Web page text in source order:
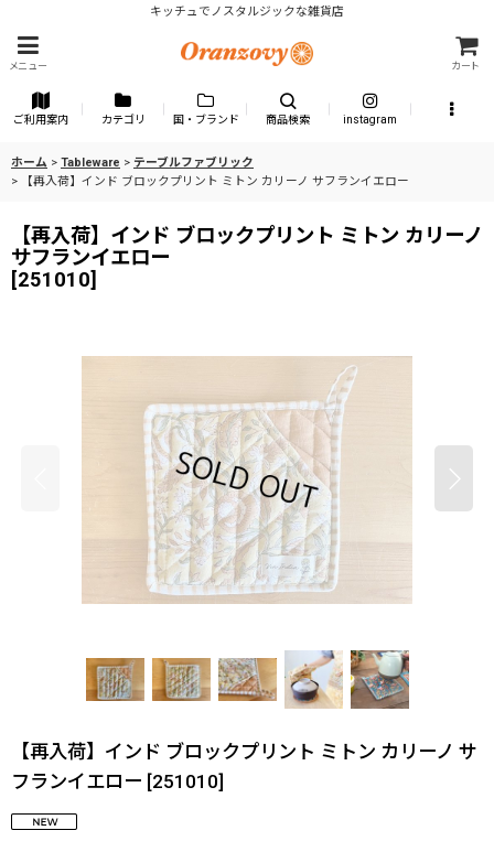
キッチュでノスタルジックな雑貨店
メニュー カート
ご利用案内 カテゴリ 国・ブランド 商品検索 instagram
ホーム > Tableware > テーブルファブリック
>
【再入荷】インド ブロックプリント ミトン カリーノ サフランイエロー
【再入荷】インド ブロックプリント ミトン カリーノ
サフランイエロー
[251010]
【再入荷】インド ブロックプリント ミトン カリーノ サ
フランイエロー [251010]